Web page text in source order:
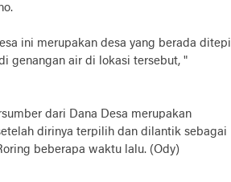
ini merupakan desa yang berada ditepi
genangan air di lokasi tersebut, "
dari Dana Desa merupakan
dirinya terpilih dan dilantik sebagai
beberapa waktu lalu. (Ody)